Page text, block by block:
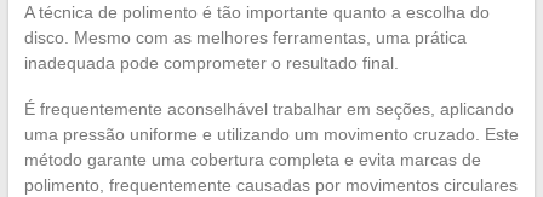
A técnica de polimento é tão importante quanto a escolha do
disco. Mesmo com as melhores ferramentas, uma prática
inadequada pode comprometer o resultado final.
É frequentemente aconselhável trabalhar em seções, aplicando
uma pressão uniforme e utilizando um movimento cruzado. Este
método garante uma cobertura completa e evita marcas de
polimento, frequentemente causadas por movimentos circulares